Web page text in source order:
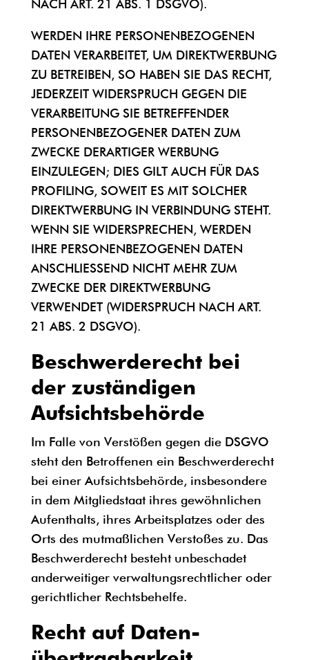
NACH ART. 21 ABS. 1 DSGVO).
WERDEN IHRE PERSONENBEZOGENEN
DATEN VERARBEITET, UM DIREKTWERBUNG
ZU BETREIBEN, SO HABEN SIE DAS RECHT,
JEDERZEIT WIDERSPRUCH GEGEN DIE
VERARBEITUNG SIE BETREFFENDER
PERSONENBEZOGENER DATEN ZUM
ZWECKE DERARTIGER WERBUNG
EINZULEGEN; DIES GILT AUCH FÜR DAS
PROFILING, SOWEIT ES MIT SOLCHER
DIREKTWERBUNG IN VERBINDUNG STEHT.
WENN SIE WIDERSPRECHEN, WERDEN
IHRE PERSONENBEZOGENEN DATEN
ANSCHLIESSEND NICHT MEHR ZUM
ZWECKE DER DIREKTWERBUNG
VERWENDET (WIDERSPRUCH NACH ART.
21 ABS. 2 DSGVO).
Beschwerde­recht bei
der zuständigen
Aufsichts­behörde
Im Falle von Verstößen gegen die DSGVO
steht den Betroffenen ein Beschwerderecht
bei einer Aufsichtsbehörde, insbesondere
in dem Mitgliedstaat ihres gewöhnlichen
Aufenthalts, ihres Arbeitsplatzes oder des
Orts des mutmaßlichen Verstoßes zu. Das
Beschwerderecht besteht unbeschadet
anderweitiger verwaltungsrechtlicher oder
gerichtlicher Rechtsbehelfe.
Recht auf Daten­